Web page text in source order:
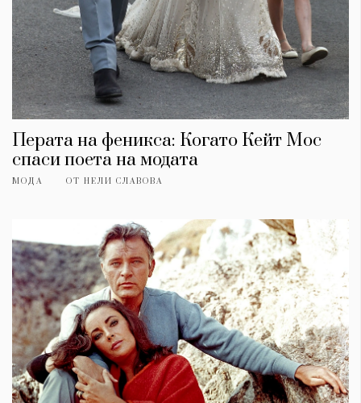
Перата на феникса: Когато Кейт Мос
спаси поета на модата
МОДА ОТ НЕЛИ СЛАВОВА